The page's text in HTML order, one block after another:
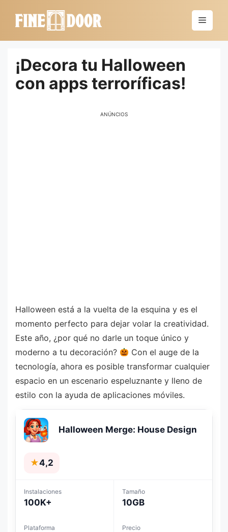
Menú
¡Decora tu Halloween
con apps terroríficas!
ANÚNCIOS
Halloween está a la vuelta de la esquina y es el
momento perfecto para dejar volar la creatividad.
Este año, ¿por qué no darle un toque único y
moderno a tu decoración?
Con el auge de la
tecnología, ahora es posible transformar cualquier
espacio en un escenario espeluznante y lleno de
estilo con la ayuda de aplicaciones móviles.
Halloween Merge: House Design
★4,2
Instalaciones
100K+
Tamaño
10GB
Plataforma Precio